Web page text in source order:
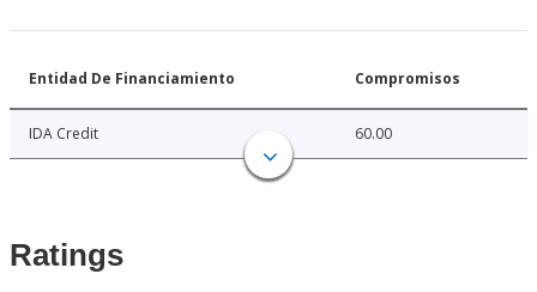
Entidad De Financiamiento Compromisos
IDA Credit 60.00
Ratings